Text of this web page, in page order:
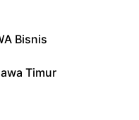
Bisnis
Timur